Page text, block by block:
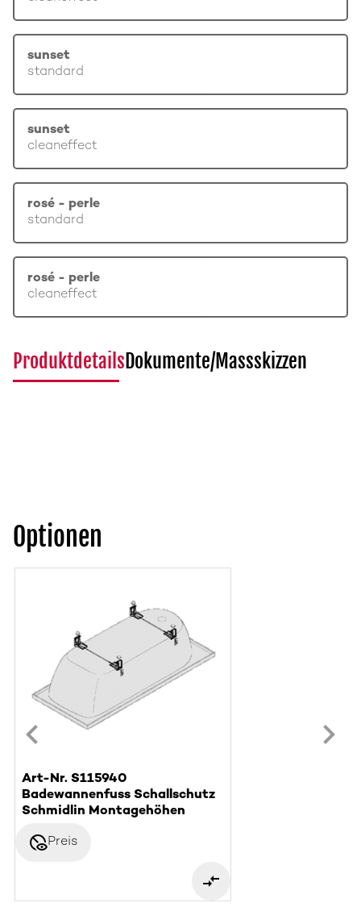
sunset
standard
sunset
cleaneffect
rosé - perle
standard
rosé - perle
cleaneffect
ProduktdetailsDokumente/Massskizzen
Optionen
Art-Nr. S115940
Badewannenfuss Schallschutz
Schmidlin Montagehöhen
disabled_visiblePreis